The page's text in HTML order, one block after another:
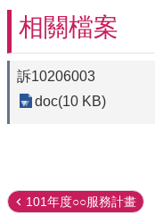
相關檔案
訴10206003
doc(10 KB)
101年度○○服務計畫